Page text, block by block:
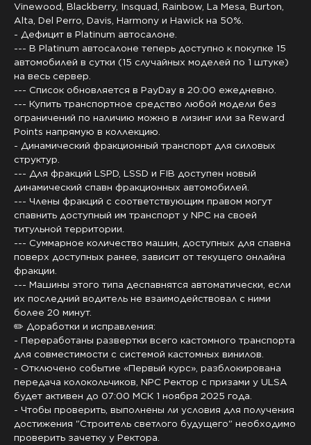
Vinewood, Blackberry, Insquad, Rainbow, La Mesa, Burton,
Alta, Del Perro, Davis, Harmony и Hawick на 50%.
- Дефицит в Platinum автосалоне.
--- В Platinum автосалоне теперь доступно к покупке 15
автомобилей в сутки (15 случайных моделей по 1 штуке)
на весь сервер.
--- Список обновляется в PayDay в 20:00 ежедневно.
--- Купить транспортное средство любой модели без
ограничений по наличию можно в лизинг или за Reward
Points напрямую в коллекцию.
- Динамический фракционный транспорт для силовых
структур.
--- Для фракций LSPD, LSSD и FIB доступен новый
динамический спавн фракционных автомобилей.
--- Члены фракций с соответствующим правом могут
спавнить доступный им транспорт у NPC на своей
титульной территории.
--- Суммарное количество машин, доступных для спавна
поверх доступных ранее, зависит от текущего онлайна
фракции.
--- Машины этого типа деспавнятся автоматически, если
их последний водитель не взаимодействовал с ними
более 20 минут.
✏️ Доработки и исправления:
- Переработаны развертки всего кастомного транспорта
для совместимости с системой кастомных винилов.
- Отключено событие «Первый курс», разблокирована
передача колокольчиков, NPC Ректор с призами у ULSA
будет активен до 07:00 МСК 1 ноября 2025 года.
- Чтобы проверить, выполнены ли условия для получения
достижения "Строитель светлого будущего" необходимо
проверить зачетку у Ректора.